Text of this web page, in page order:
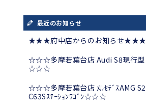
最近のお知らせ
★★★府中店からのお知らせ★★★
☆☆☆多摩若葉台店 Audi S8現行型
☆☆☆
☆☆☆多摩若葉台店 ﾒﾙｾﾃﾞｽAMG
C63Sｽﾃｰｼｮﾝﾜｺﾞﾝ☆☆☆